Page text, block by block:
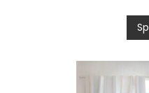
0
o
u
t